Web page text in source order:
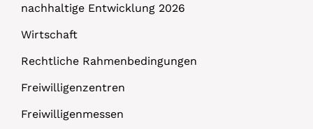
nachhaltige Entwicklung 2026
Wirtschaft
Rechtliche Rahmenbedingungen
Freiwilligenzentren
Freiwilligenmessen